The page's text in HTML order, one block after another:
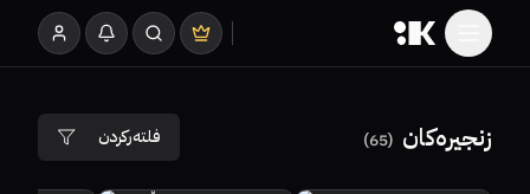
زنجیرەکان (
65
) فلتەرکردن